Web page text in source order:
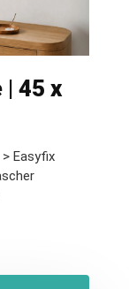
45 x
Easyfix